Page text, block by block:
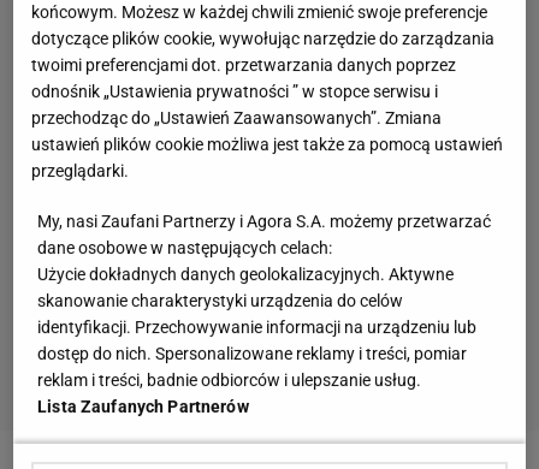
końcowym. Możesz w każdej chwili zmienić swoje preferencje
dotyczące plików cookie, wywołując narzędzie do zarządzania
twoimi preferencjami dot. przetwarzania danych poprzez
odnośnik „Ustawienia prywatności ” w stopce serwisu i
przechodząc do „Ustawień Zaawansowanych”. Zmiana
ustawień plików cookie możliwa jest także za pomocą ustawień
przeglądarki.
My, nasi Zaufani Partnerzy i Agora S.A. możemy przetwarzać
dane osobowe w następujących celach:
Użycie dokładnych danych geolokalizacyjnych. Aktywne
skanowanie charakterystyki urządzenia do celów
identyfikacji. Przechowywanie informacji na urządzeniu lub
dostęp do nich. Spersonalizowane reklamy i treści, pomiar
reklam i treści, badnie odbiorców i ulepszanie usług.
Lista Zaufanych Partnerów